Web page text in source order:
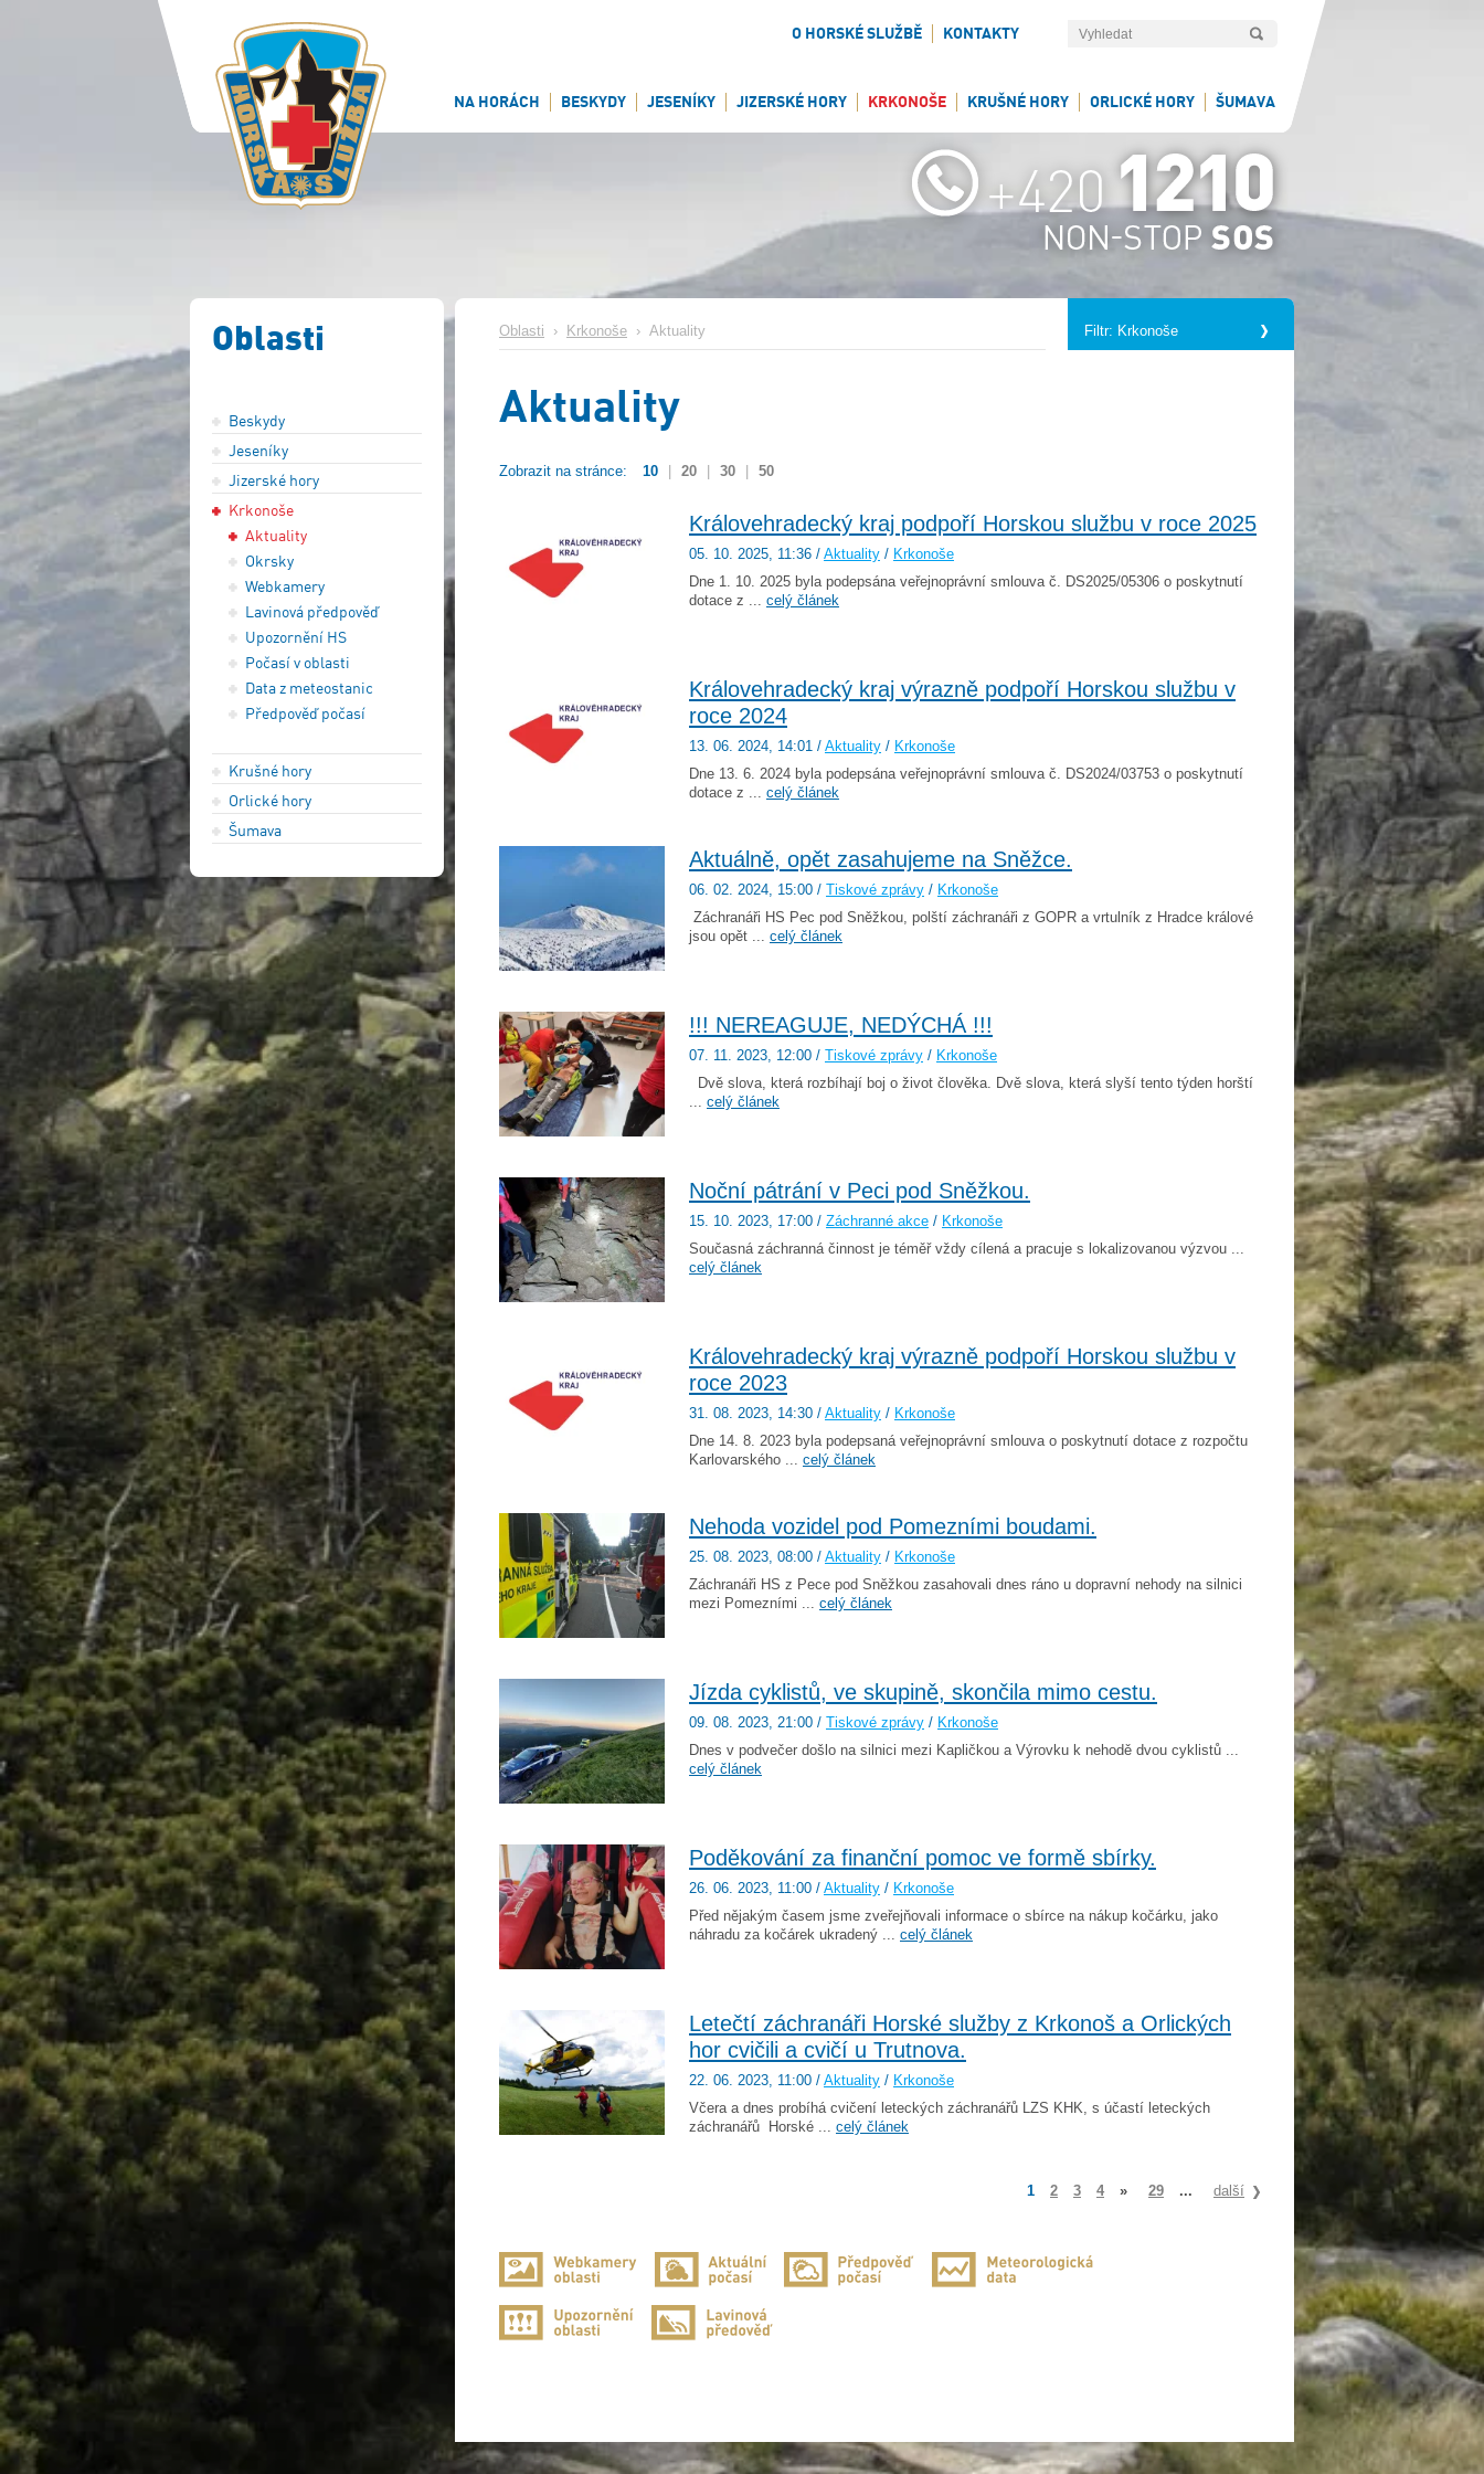
O HORSKÉ SLUŽBĚ KONTAKTY
NA HORÁCH BESKYDY JESENÍKY JIZERSKÉ HORY KRKONOŠE KRUŠNÉ HORY ORLICKÉ HORY ŠUMAVA
Oblasti
Beskydy
Jeseníky
Jizerské hory
Krkonoše
Aktuality
Okrsky
Webkamery
Lavinová předpověď
Upozornění HS
Počasí v oblasti
Data z meteostanic
Předpověď počasí
Krušné hory
Orlické hory
Šumava
Filtr: Krkonoše
Oblasti › Krkonoše › Aktuality
Aktuality
Zobrazit na stránce: 10 20 30 50
Královehradecký kraj podpoří Horskou službu v roce 2025
05. 10. 2025, 11:36 / Aktuality / Krkonoše
Dne 1. 10. 2025 byla podepsána veřejnoprávní smlouva č. DS2025/05306 o poskytnutí
dotace z ... celý článek
Královehradecký kraj výrazně podpoří Horskou službu v
roce 2024
13. 06. 2024, 14:01 / Aktuality / Krkonoše
Dne 13. 6. 2024 byla podepsána veřejnoprávní smlouva č. DS2024/03753 o poskytnutí
dotace z ... celý článek
Aktuálně, opět zasahujeme na Sněžce.
06. 02. 2024, 15:00 / Tiskové zprávy / Krkonoše
Záchranáři HS Pec pod Sněžkou, polští záchranáři z GOPR a vrtulník z Hradce králové
jsou opět ... celý článek
!!! NEREAGUJE, NEDÝCHÁ !!!
07. 11. 2023, 12:00 / Tiskové zprávy / Krkonoše
Dvě slova, která rozbíhají boj o život člověka. Dvě slova, která slyší tento týden horští
... celý článek
Noční pátrání v Peci pod Sněžkou.
15. 10. 2023, 17:00 / Záchranné akce / Krkonoše
Současná záchranná činnost je téměř vždy cílená a pracuje s lokalizovanou výzvou ...
celý článek
Královehradecký kraj výrazně podpoří Horskou službu v
roce 2023
31. 08. 2023, 14:30 / Aktuality / Krkonoše
Dne 14. 8. 2023 byla podepsaná veřejnoprávní smlouva o poskytnutí dotace z rozpočtu
Karlovarského ... celý článek
Nehoda vozidel pod Pomezními boudami.
25. 08. 2023, 08:00 / Aktuality / Krkonoše
Záchranáři HS z Pece pod Sněžkou zasahovali dnes ráno u dopravní nehody na silnici
mezi Pomezními ... celý článek
Jízda cyklistů, ve skupině, skončila mimo cestu.
09. 08. 2023, 21:00 / Tiskové zprávy / Krkonoše
Dnes v podvečer došlo na silnici mezi Kapličkou a Výrovku k nehodě dvou cyklistů ...
celý článek
Poděkování za finanční pomoc ve formě sbírky.
26. 06. 2023, 11:00 / Aktuality / Krkonoše
Před nějakým časem jsme zveřejňovali informace o sbírce na nákup kočárku, jako
náhradu za kočárek ukradený ... celý článek
Letečtí záchranáři Horské služby z Krkonoš a Orlických
hor cvičili a cvičí u Trutnova.
22. 06. 2023, 11:00 / Aktuality / Krkonoše
Včera a dnes probíhá cvičení leteckých záchranářů LZS KHK, s účastí leteckých
záchranářů Horské ... celý článek
1 2 3 4 » 29 ... další